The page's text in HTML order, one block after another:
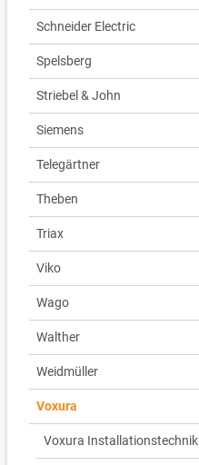
Schneider Electric
Spelsberg
Striebel & John
Siemens
Telegärtner
Theben
Triax
Viko
Wago
Walther
Weidmüller
Voxura
Voxura Installationstechnik